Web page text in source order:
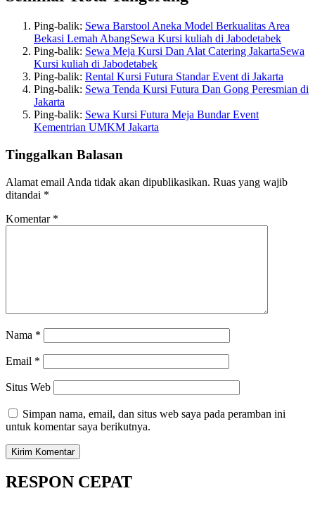
Ping-balik: Sewa Barstool Aneka Model Berkualitas Area
Bekasi Lemah AbangSewa Kursi kuliah di Jabodetabek
Ping-balik: Sewa Meja Kursi Dan Alat Catering JakartaSewa
Kursi kuliah di Jabodetabek
Ping-balik: Rental Kursi Futura Standar Event di Jakarta
Ping-balik: Sewa Tenda Kursi Futura Dan Gong Peresmian di
Jakarta
Ping-balik: Sewa Kursi Futura Meja Bundar Event
Kementrian UMKM Jakarta
Tinggalkan Balasan
Alamat email Anda tidak akan dipublikasikan. Ruas yang wajib
ditandai *
Komentar *
Nama *
Email *
Situs Web
Simpan nama, email, dan situs web saya pada peramban ini
untuk komentar saya berikutnya.
RESPON CEPAT